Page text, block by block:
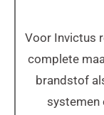
Voor Invictus
complete
brandstof
systemen